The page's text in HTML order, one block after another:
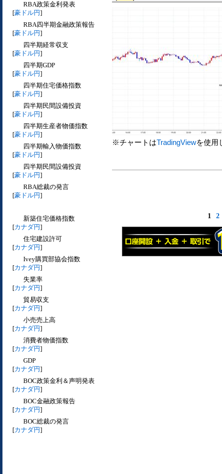
RBA政策金利発表
[豪ドル円]
RBA四半期金融政策報告
[豪ドル円]
四半期経常収支
[豪ドル円]
四半期GDP
[豪ドル円]
四半期住宅価格指数
[豪ドル円]
四半期民間設備投資
[豪ドル円]
四半期生産者物価指数
[豪ドル円]
四半期輸入物価指数
[豪ドル円]
四半期民間設備投資
[豪ドル円]
RBA総裁の発言
[豪ドル円]
新築住宅価格指数
[カナダ円]
住宅建設許可
[カナダ円]
Ivey購買部協会指数
[カナダ円]
失業率
[カナダ円]
貿易収支
[カナダ円]
小売売上高
[カナダ円]
消費者物価指数
[カナダ円]
GDP
[カナダ円]
BOC政策金利＆声明発表
[カナダ円]
BOC金融政策報告
[カナダ円]
BOC総裁の発言
[カナダ円]
※チャートはTradingViewを使用
1 2